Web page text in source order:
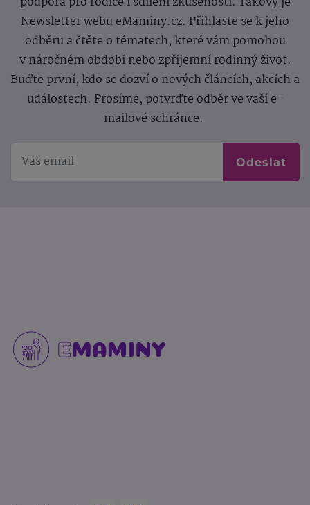
Newsletter webu eMaminy.cz. Přihlaste se k jeho
odběru a čtěte o tématech, které vám pomohou
v náročném období nebo zpříjemní rodinný život.
Buďte první, kdo se dozví o nových článcích, akcích a
událostech. Prosíme, potvrďte odběr ve vaší e-
mailové schránce.
Odeslat